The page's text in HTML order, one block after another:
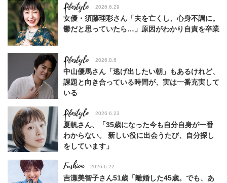
Lifestyle 2026.6.29
女優・須藤理彩さん「夫を亡くし、心身不調に。
鬱だと思っていたら…」原因がわかり自責を卒業
Lifestyle 2026.8.6
中山優馬さん「逃げ出したい朝」もあるけれど、
課題と向き合っている時間が、実は一番充実して
いる
Lifestyle 2026.6.23
夏帆さん、「35歳になった今も自分自身が一番
わからない。 新しい役に出会うたび、自分探し
をしています」
Fashion 2026.6.22
吉瀬美智子さん51歳「離婚した45歳。でも、あ